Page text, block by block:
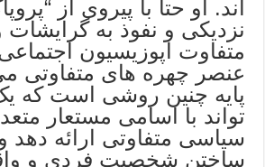
اند. او حتا با پیروی از
نزدیکی و نفوذ به
متفاوت اپوزیسیون
عنصر چهره های متفاوتی
پایه چنین روشی است که
تواند با اسامی مستعار
سیاسی متفاوتی ارائه دهد
ساختن شخصیت فردی و